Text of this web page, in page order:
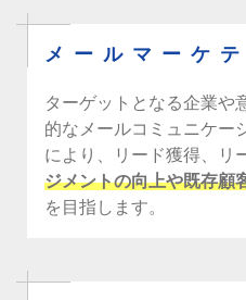
メールマーケ
ターゲットとなる企業や
的なメールコミュニケー
により、リード獲得、リ
ジメントの向上や既存顧
を目指します。